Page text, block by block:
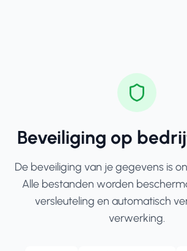
Beveiliging op
De beveiliging van je gegevens is
Alle bestanden worden
versleuteling en automatisch
verwerking.